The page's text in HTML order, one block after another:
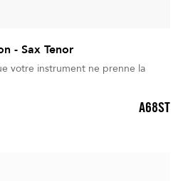
- Sax Tenor
votre instrument ne prenne la
A68ST